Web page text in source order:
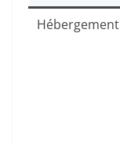
Hébergement